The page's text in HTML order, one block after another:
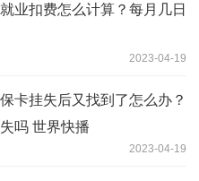
业扣费怎么计算？每月几日
2023-04-19
卡挂失后又找到了怎么办？
吗 世界快播
2023-04-19